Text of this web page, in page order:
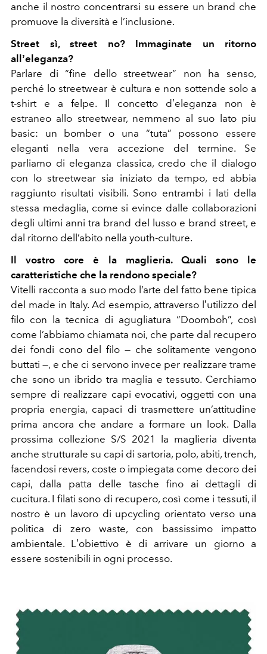
anche il nostro concentrarsi su essere un brand che
promuove la diversità e l’inclusione.
Street sì, street no? Immaginate un ritorno
allʼeleganza?
Parlare di “fine dello streetwear” non ha senso,
perché lo streetwear è cultura e non sottende solo a
t-shirt e a felpe. Il concetto dʼeleganza non è
estraneo allo streetwear, nemmeno al suo lato piu
basic: un bomber o una “tuta” possono essere
eleganti nella vera accezione del termine. Se
parliamo di eleganza classica, credo che il dialogo
con lo streetwear sia iniziato da tempo, ed abbia
raggiunto risultati visibili. Sono entrambi i lati della
stessa medaglia, come si evince dalle collaborazioni
degli ultimi anni tra brand del lusso e brand street, e
dal ritorno dell’abito nella youth-culture.
Il vostro core è la maglieria. Quali sono le
caratteristiche che la rendono speciale?
Vitelli racconta a suo modo l’arte del fatto bene tipica
del made in Italy. Ad esempio, attraverso lʼutilizzo del
filo con la tecnica di agugliatura “Doomboh”, così
come l’abbiamo chiamata noi, che parte dal recupero
dei fondi cono del filo — che solitamente vengono
buttati —, e che ci servono invece per realizzare trame
che sono un ibrido tra maglia e tessuto. Cerchiamo
sempre di realizzare capi evocativi, oggetti con una
propria energia, capaci di trasmettere un’attitudine
prima ancora che andare a formare un look. Dalla
prossima collezione S/S 2021 la maglieria diventa
anche strutturale su capi di sartoria, polo, abiti, trench,
facendosi revers, coste o impiegata come decoro dei
capi, dalla patta delle tasche fino ai dettagli di
cucitura. I filati sono di recupero, così come i tessuti, il
nostro è un lavoro di upcycling orientato verso una
politica di zero waste, con bassissimo impatto
ambientale. Lʼobiettivo è di arrivare un giorno a
essere sostenibili in ogni processo.